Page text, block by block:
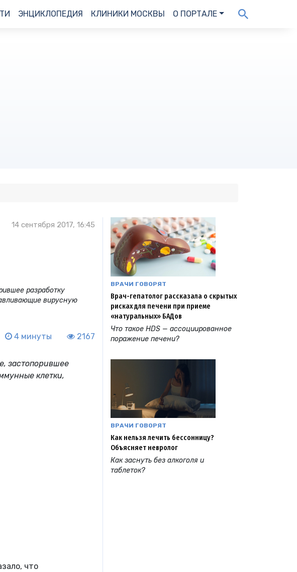
ЭНЦИКЛОПЕДИЯ КЛИНИКИ МОСКВЫ О ПОРТАЛЕ
14 сентября 2017, 16:45
разработку
вирусную
4 минуты 2167
застопорившее
клетки,
что
ВРАЧИ ГОВОРЯТ
Врач-гепатолог рассказала о скрытых
рисках для печени при приеме
«натуральных» БАДов
Что такое HDS — ассоциированное
поражение печени?
ВРАЧИ ГОВОРЯТ
Как нельзя лечить бессонницу?
Объясняет невролог
Как заснуть без алкоголя и
таблеток?